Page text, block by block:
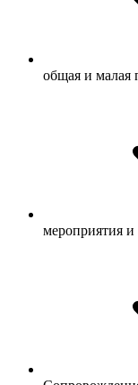
общая и малая
мероприятия и